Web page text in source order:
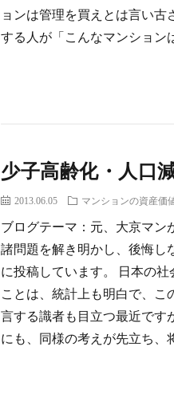
ョンは管理を買えとは言い
する人が「こんなマンショ
少子高齢化・人口
2013.06.05 マンションの資産価
ブログテーマ：元、大京マン
諸問題を解き明かし、後悔し
に投稿しています。 日本の
ことは、統計上も明白で、こ
言する識者も目立つ最近です
にも、同様の考えが先立ち